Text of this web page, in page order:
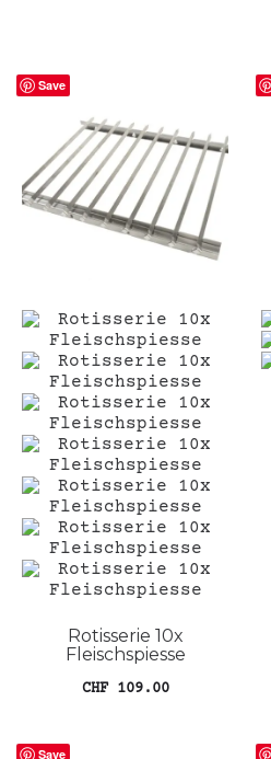
Save
Rotisserie 10x
Fleischspiesse
CHF109.00
Save